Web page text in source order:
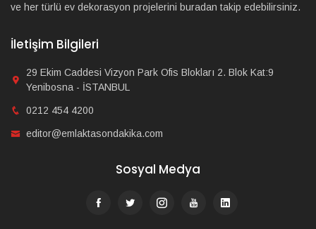
ve her türlü ev dekorasyon projelerini buradan takip edebilirsiniz.
İletişim Bilgileri
29 Ekim Caddesi Vizyon Park Ofis Blokları 2. Blok Kat:9
Yenibosna - İSTANBUL
0212 454 4200
editor@emlaktasondakika.com
Sosyal Medya